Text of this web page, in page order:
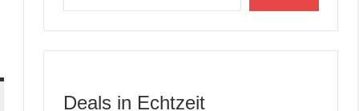
Deals in Echtzeit